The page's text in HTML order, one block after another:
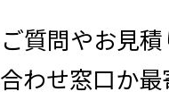
質問やお見
わせ窓口か